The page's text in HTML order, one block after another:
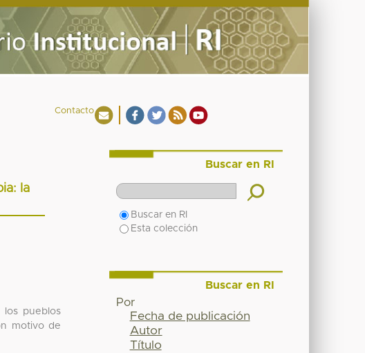
Contacto
la
los pueblos
motivo de
Buscar en RI
Buscar en RI
Esta colección
Buscar en RI
Por
Fecha de publicación
Autor
Título